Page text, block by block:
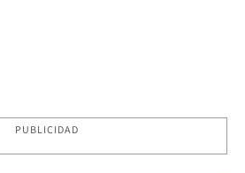
PUBLICIDAD